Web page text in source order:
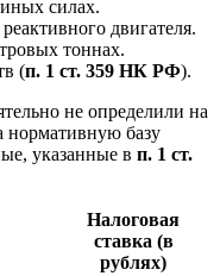
силах.
реактивного двигателя.
тоннах.
(п. 1 ст. 359 НК РФ).
не определили на
нормативную базу
указанные в п. 1 ст.
Налоговая
ставка (в
рублях)